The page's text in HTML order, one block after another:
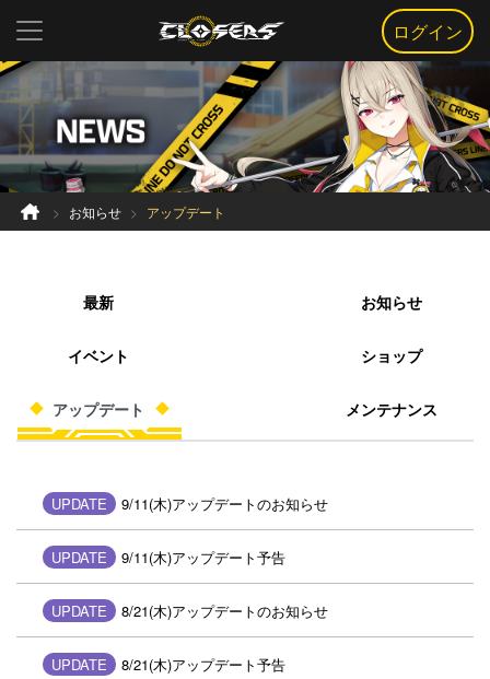
ログイン
お知らせ アップデート
最新 お知らせ
イベント ショップ
アップデート メンテナンス
UPDATE 9/11(木)アップデートのお知らせ
UPDATE 9/11(木)アップデート予告
UPDATE 8/21(木)アップデートのお知らせ
UPDATE 8/21(木)アップデート予告